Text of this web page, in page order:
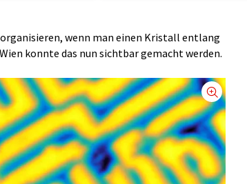
wenn man einen Kristall entlang
konnte das nun sichtbar gemacht werden.